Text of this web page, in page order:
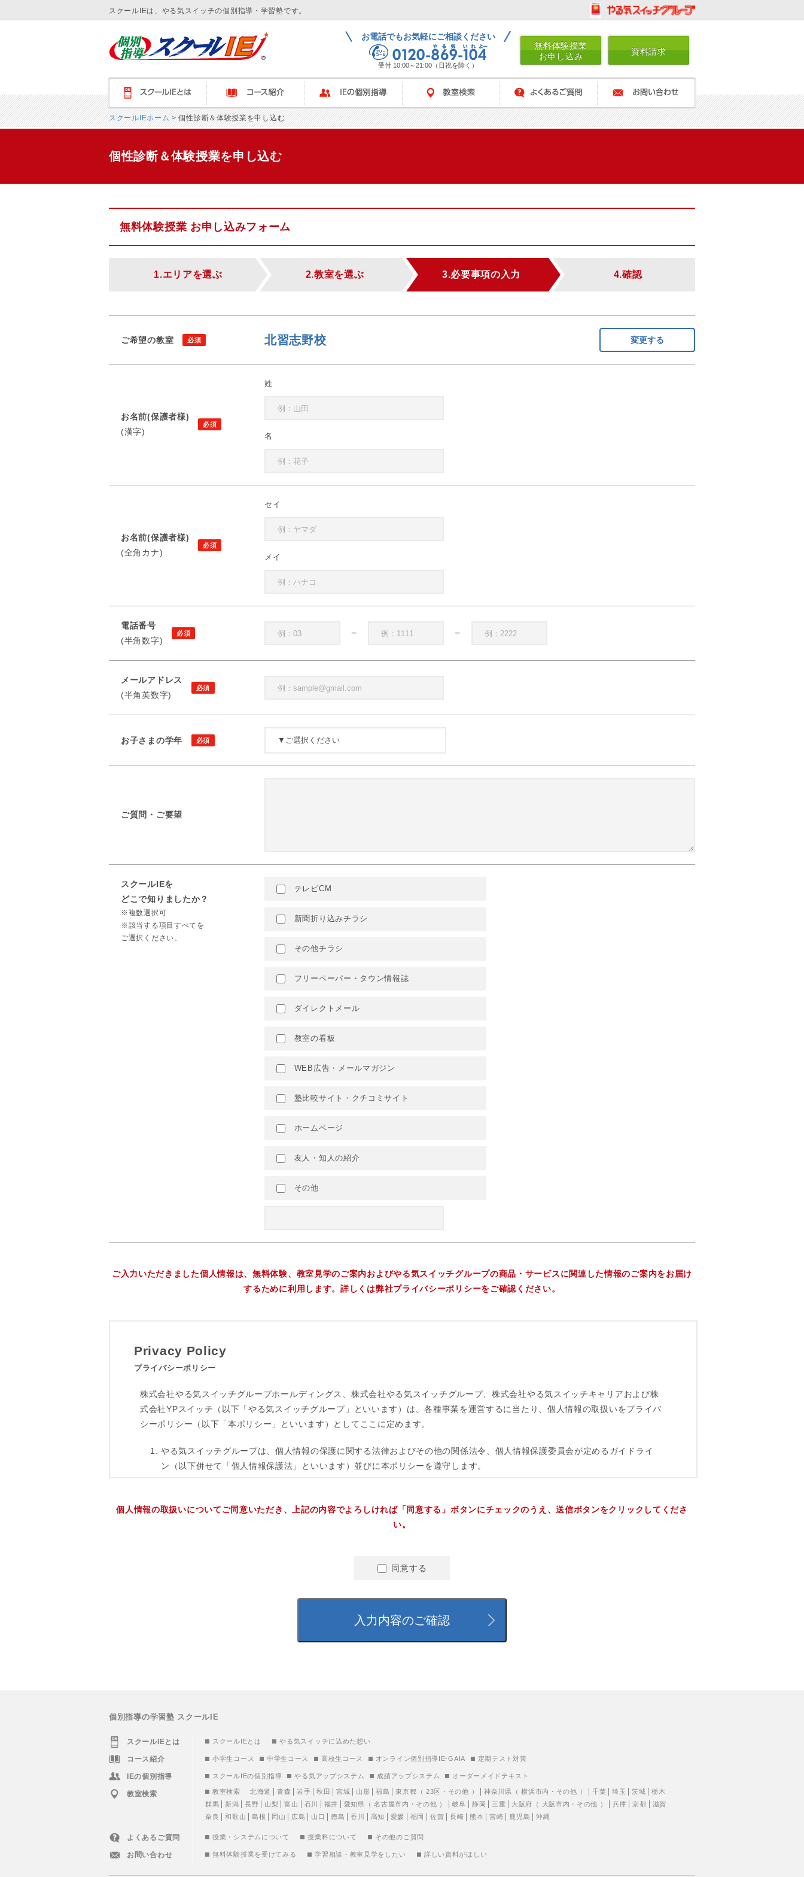
スクールIEは、やる気スイッチの個別指導・学習塾です。
お電話でもお気軽にご相談ください
受付 10:00～21:00（日祝を除く）
無料体験授業
お申し込み
資料請求
スクールＩＥとは コース紹介 IEの個別指導 教室検索 よくあるご質問 お問い合わせ
スクールIEホーム> 個性診断＆体験授業を申し込む
個性診断＆体験授業を申し込む
無料体験授業 お申し込みフォーム
1.エリアを選ぶ 2.教室を選ぶ 3.必要事項の入力 4.確認
ご希望の教室 北習志野校 変更する
お名前(保護者様)
(漢字)
姓
名
お名前(保護者様)
(全角カナ)
セイ
メイ
電話番号
(半角数字)
− −
メールアドレス
(半角英数字)
お子さまの学年
ご質問・ご要望
スクールIEを
どこで知りましたか？
※複数選択可
※該当する項目すべてを
ご選択ください。
テレビCM
新聞折り込みチラシ
その他チラシ
フリーペーパー・タウン情報誌
ダイレクトメール
教室の看板
WEB広告・メールマガジン
塾比較サイト・クチコミサイト
ホームページ
友人・知人の紹介
その他
ご入力いただきました個人情報は、無料体験、教室見学のご案内およびやる気スイッチグループの商品・サービスに関連した情報のご案内をお届け
するために利用します。詳しくは弊社プライバシーポリシーをご確認ください。
個人情報の取扱いについてご同意いただき、上記の内容でよろしければ「同意する」ボタンにチェックのうえ、送信ボタンをクリックしてくださ
い。
同意する
個別指導の学習塾 スクールIE
スクールIEとは スクールIEとは やる気スイッチに込めた想い
コース紹介 小学生コース 中学生コース 高校生コース オンライン個別指導IE-GAIA 定期テスト対策
IEの個別指導 スクールIEの個別指導 やる気アップシステム 成績アップシステム オーダーメイドテキスト
教室検索 教室検索 北海道 青森 岩手 秋田 宮城 山形 福島 東京都 （ 23区 ・ その他 ） 神奈川県 （横浜市内 ・ その他 ） 千葉 埼玉 茨城
栃木
群馬
新潟 長野 山梨 富山 石川 福井 愛知県 （名古屋市内 ・ その他 ） 岐阜 静岡 三重 大阪府 （ 大阪市内 ・ その他 ） 兵庫 京都
滋賀
奈良
和歌山 島根 岡山 広島 山口 徳島 香川 高知 愛媛 福岡 佐賀 長崎 熊本 宮崎 鹿児島 沖縄
よくあるご質問 授業・システムについて 授業料について その他のご質問
お問い合わせ 無料体験授業を受けてみる 学習相談・教室見学をしたい 詳しい資料がほしい